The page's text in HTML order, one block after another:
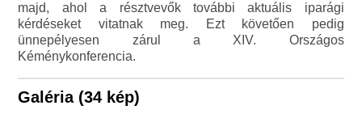
majd, ahol a résztvevők további aktuális iparági
kérdéseket vitatnak meg. Ezt követően pedig
ünnepélyesen zárul a XIV. Országos
Kéménykonferencia.
Galéria (34 kép)